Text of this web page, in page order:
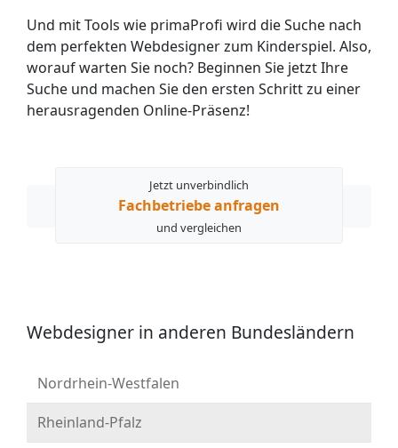
Und mit Tools wie primaProfi wird die Suche nach
dem perfekten Webdesigner zum Kinderspiel. Also,
worauf warten Sie noch? Beginnen Sie jetzt Ihre
Suche und machen Sie den ersten Schritt zu einer
herausragenden Online-Präsenz!
Jetzt unverbindlich
Fachbetriebe anfragen
und vergleichen
Webdesigner in anderen Bundesländern
Nordrhein-Westfalen
Rheinland-Pfalz